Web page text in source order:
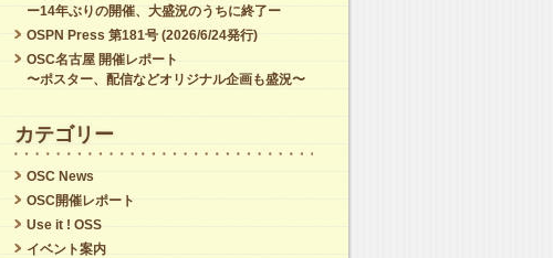
ー14年ぶりの開催、大盛況のうちに終了ー
OSPN Press 第181号 (2026/6/24発行)
OSC名古屋 開催レポート
〜ポスター、配信などオリジナル企画も盛況〜
カテゴリー
OSC News
OSC開催レポート
Use it ! OSS
イベント案内